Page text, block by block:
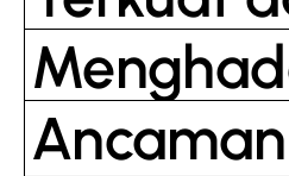
Ancaman